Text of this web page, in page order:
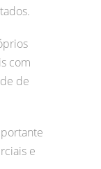
com
de
e